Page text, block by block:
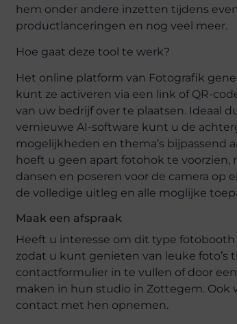
hem onder andere inzetten tijdens
productlanceringen en nog veel meer.
Hoe gaat deze tool te werk?
Het online platform van Fotografik
kunt ze activeren via een link of QR-
van uw bedrijf over te plaatsen. Ideaal
vernieuwe AI-software kunt u de
mogelijkheden en thema’s bijpassend
hoeft u geen apart fotohok te
dansen en poseren voor de camera op
de volledige uitleg en alle moglijke
Maak een afspraak
Heeft u interesse om dit type
zodat u kunt genieten van leuke
contactformulier in te vullen of door
maken in hun studio in Zottegem. Ook
contact met hen opnemen.